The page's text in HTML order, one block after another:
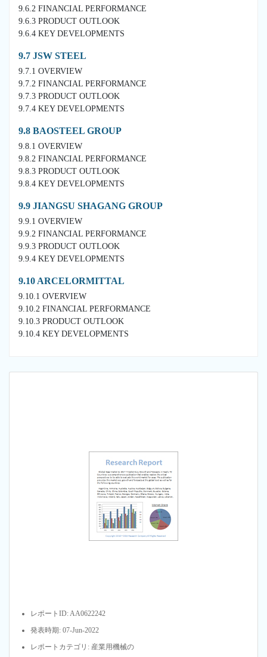
9.6.2 FINANCIAL PERFORMANCE
9.6.3 PRODUCT OUTLOOK
9.6.4 KEY DEVELOPMENTS
9.7 JSW STEEL
9.7.1 OVERVIEW
9.7.2 FINANCIAL PERFORMANCE
9.7.3 PRODUCT OUTLOOK
9.7.4 KEY DEVELOPMENTS
9.8 BAOSTEEL GROUP
9.8.1 OVERVIEW
9.8.2 FINANCIAL PERFORMANCE
9.8.3 PRODUCT OUTLOOK
9.8.4 KEY DEVELOPMENTS
9.9 JIANGSU SHAGANG GROUP
9.9.1 OVERVIEW
9.9.2 FINANCIAL PERFORMANCE
9.9.3 PRODUCT OUTLOOK
9.9.4 KEY DEVELOPMENTS
9.10 ARCELORMITTAL
9.10.1 OVERVIEW
9.10.2 FINANCIAL PERFORMANCE
9.10.3 PRODUCT OUTLOOK
9.10.4 KEY DEVELOPMENTS
レポートID: AA0622242
発表時期: 07-Jun-2022
レポートカテゴリ: 産業用機械の